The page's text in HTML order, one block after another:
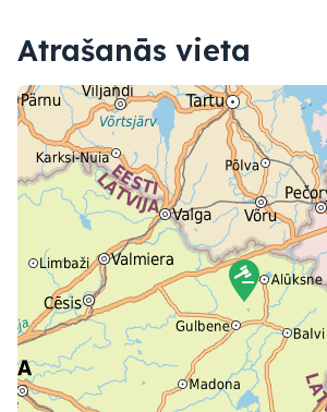
Atrašanās vieta